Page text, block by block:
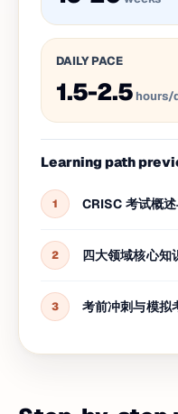
DAILY PACE
1.5-2.5 hours/
Learning path
1 CRISC 考试概
2 四大领域核心知
3 考前冲刺与模拟